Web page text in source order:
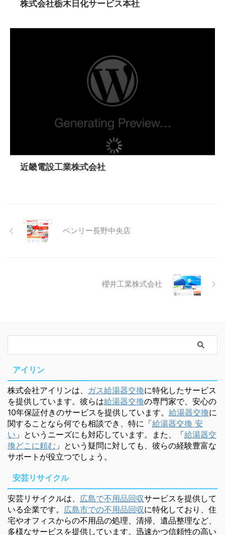
株式会社栃木日化サービス本社
近畿電設工業株式会社
ベンリー長野中央店
櫻井工業株式会社
アイリン
株式会社アイリンは、 ガス給湯器交換に特化したサービス
を提供しています。彼らは給湯器交換の専門家で、安心の
10年保証付きのサービスを提供しています。 給湯器交換に
関することなら何でも相談でき、特に「給湯器交換 安
い 」というニーズにも対応しています。また、「給湯器交
換どこに頼む 」という疑問に対しても、彼らの経験豊富な
サポートが役立つでしょう。
安芸リサイクル
安芸リサイクルは、 広島で不用品回収サービスを提供して
いる企業です。 広島市での不用品回収に特化しており、住
宅やオフィスからの不用品の処理、清掃、遺品整理など、
多様なサービスを提供しています。迅速かつ信頼性の高い